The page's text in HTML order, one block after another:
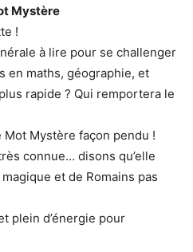
Mystère
!
à lire pour se challenger
en maths, géographie, et
rapide ? Qui remportera le
Mystère façon pendu !
connue… disons qu’elle
et de Romains pas
plein d’énergie pour